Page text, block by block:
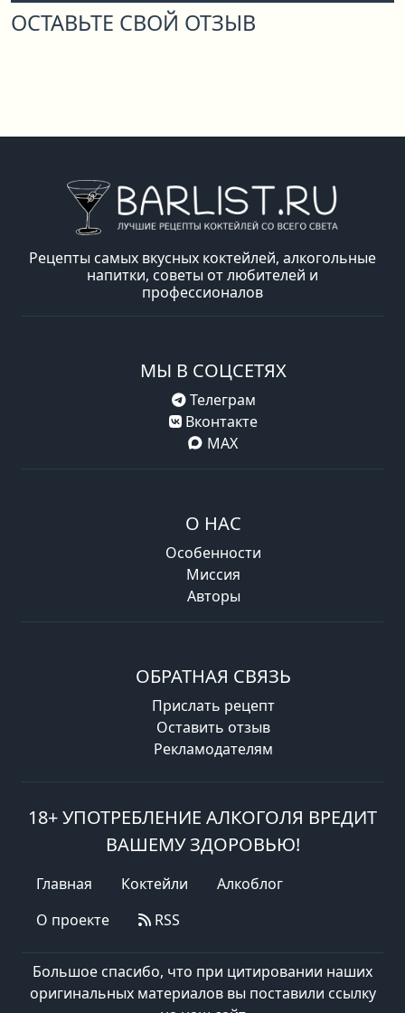
ОСТАВЬТЕ СВОЙ ОТЗЫВ
Рецепты самых вкусных коктейлей, алкогольные
напитки, советы от любителей и
профессионалов
МЫ В СОЦСЕТЯХ
Телеграм
Вконтакте
MAX
О НАС
Особенности
Миссия
Авторы
ОБРАТНАЯ СВЯЗЬ
Прислать рецепт
Оставить отзыв
Рекламодателям
18+ УПОТРЕБЛЕНИЕ АЛКОГОЛЯ ВРЕДИТ
ВАШЕМУ ЗДОРОВЬЮ!
Главная Коктейли
Алкоблог
О проекте
RSS
Большое спасибо, что при цитировании наших
оригинальных материалов вы поставили ссылку